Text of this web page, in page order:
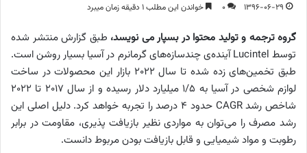
1396-06-29
0 خواندن این مطلب 1 دقیقه زمان میبرد
گروه ترجمه و تولید محتوا در بسپار می نویسد، طبق گزارش منتشر شده
توسط Lucintelآینده‌ی چندسازه‌های گرمانرم در آسیا بسیار روشن است.
طبق تخمین‌های زده شده تا سال 2022 بازار این محصولات در ساخت
لوازم شخصی در آسیا به 1/5 میلیارد دلار رسیده و از سال 2017 تا 2022
شاخص رشدCAGR
حدود 4 درصد را تجربه خواهد کرد. دلیل اصلی این
رشد مصرف را می‌توان به مواردی نظیر بازیافت پذیری، مقاومت در برابر
رطوبت و مواد شیمیایی و قابل بازیافت بودن مربوط دانست.